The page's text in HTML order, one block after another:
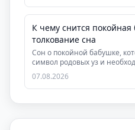
К чему снится
толкование сна
Сон о покойной бабушке,
символ родовых уз и
07.08.2026